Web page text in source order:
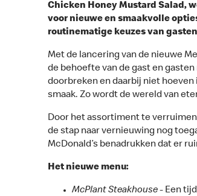
Chicken Honey Mustard Salad,
voor nieuwe en smaakvolle
routinematige keuzes van
Met de lancering van de nieuwe
de behoefte van de gast en
doorbreken en daarbij niet
smaak. Zo wordt de wereld van
Door het assortiment te
de stap naar vernieuwing nog
McDonald’s benadrukken dat er
Het nieuwe menu:
McPlant Steakhouse- Een